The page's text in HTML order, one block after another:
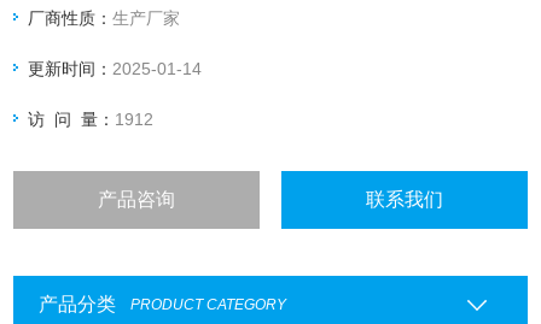
厂商性质：生产厂家
更新时间： 2025-01-14
访 问 量： 1912
产品咨询 联系我们
产品分类 PRODUCT CATEGORY